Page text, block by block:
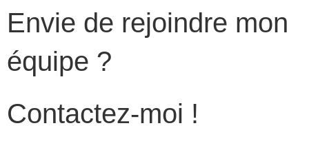
Envie de rejoindre mon
équipe ?
Contactez-moi !